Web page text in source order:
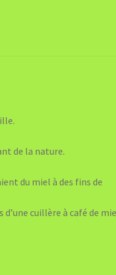
de la nature.
du miel à des fins de
cuillère à café de